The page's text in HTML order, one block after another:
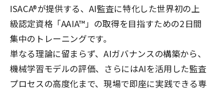
ISACA®が提供する、AI監査に特化した世界初の上
級認定資格「AAIA™」の取得を目指すための2日間
集中のトレーニングです。
単なる理論に留まらず、AIガバナンスの構築から、
機械学習モデルの評価、さらにはAIを活用した監査
プロセスの高度化まで、現場で即座に実践できる専